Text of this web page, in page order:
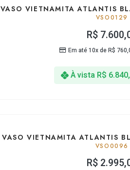
VASO VIETNAMITA ATLANTIS
VSO0129
R$
Em até 10x deR$
À vista R$
VASO VIETNAMITA ATLANTIS
VSO0096
R$